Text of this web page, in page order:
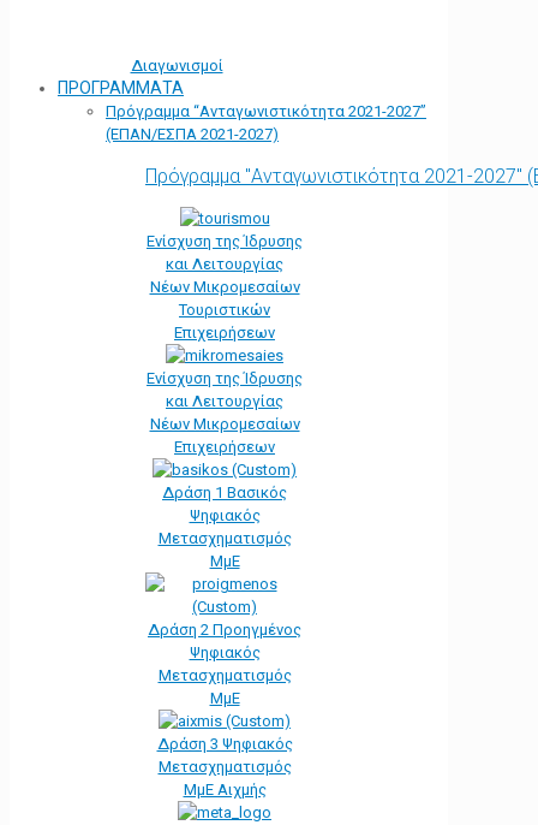
Διαγωνισμοί
ΠΡΟΓΡΑΜΜΑΤΑ
Πρόγραμμα “Ανταγωνιστικότητα 2021-2027”
(ΕΠΑΝ/ΕΣΠΑ 2021-2027)
Πρόγραμμα "Ανταγωνιστικότητα 2021-
Ενίσχυση της Ίδρυσης
και Λειτουργίας
Νέων Μικρομεσαίων
Τουριστικών
Επιχειρήσεων
Ενίσχυση της Ίδρυσης
και Λειτουργίας
Νέων Μικρομεσαίων
Επιχειρήσεων
Δράση 1 Βασικός
Ψηφιακός
Μετασχηματισμός
ΜμΕ
Δράση 2 Προηγμένος
Ψηφιακός
Μετασχηματισμός
ΜμΕ
Δράση 3 Ψηφιακός
Μετασχηματισμός
ΜμΕ Αιχμής